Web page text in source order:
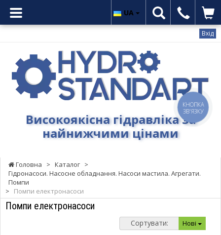
Вхід
Гідростандарт
Високоякісна
гідравліка
цінамиВисокоякісна гідравліка за
найнижчими цінами
UA
Головна > Каталог >
Гідронасоси. Насосне обладнання. Насоси мастила. Агрегати.
Помпи
>
Помпи електронасоси
Помпи електронасоси
Сортувати: Нові
КНОПКА
ЗВ'ЯЗКУ